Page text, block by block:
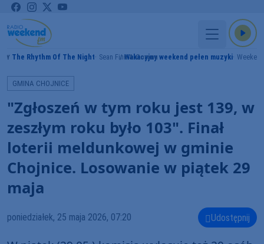
The Rhythm Of The Night Sean Finn & Corona
Wakacyjny weekend pełen muzyki
GMINA CHOJNICE
"Zgłoszeń w tym roku jest 139, w
zeszłym roku było 103". Finał
loterii meldunkowej w gminie
Chojnice. Losowanie w piątek 29
maja
poniedziałek, 25 maja 2026, 07:20 Udostępnij